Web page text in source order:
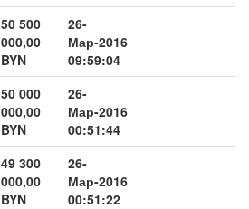
50 500
000,00
BYN
26-
Мар-2016
09:59:04
50 000
000,00
BYN
26-
Мар-2016
00:51:44
49 300
000,00
BYN
26-
Мар-2016
00:51:22